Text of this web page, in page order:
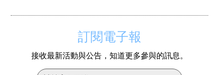
訂閱電子報
接收最新活動與公告，知道更多參與的訊息。